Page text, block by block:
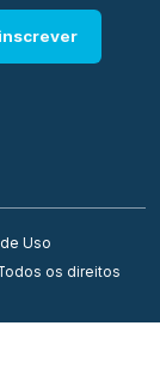
Uso
os direitos